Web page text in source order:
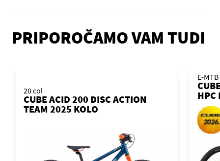
PRIPOROČAMO VAM TUDI
20 col
CUBE ACID 200 DISC ACTION
TEAM 2025 KOLO
E-
HPC